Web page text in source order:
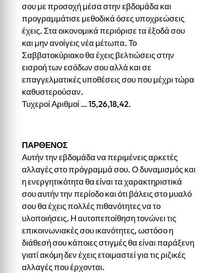
σου με προσοχή μέσα στην εβδομάδα και
προγραμμάτισε μεθοδικά όσες υποχρεώσεις
έχεις. Στα οικονομικά περιόρισε τα έξοδά σου
και μην ανοίγεις νέα μέτωπα. Το
Σαββατοκύριακο θα έχεις βελτιώσεις στην
εισροή των εσόδων σου αλλά και σε
επαγγελματικές υποθέσεις σου που μέχρι τώρα
καθυστερούσαν.
Τυχεροί Αριθμοί … 15,26,18,42.
ΠΑΡΘΕΝΟΣ
Αυτήν την εβδομάδα να περιμένεις αρκετές
αλλαγές στο πρόγραμμά σου. Ο δυναμισμός και
η ενεργητικότητα θα είναι τα χαρακτηριστικά
σου αυτήν την περίοδο και ότι βάλεις στο μυαλό
σου θα έχεις πολλές πιθανότητες να το
υλοποιήσεις. Η αυτοπεποίθηση τονώνει τις
επικοινωνιακές σου ικανότητες, ωστόσο η
διάθεσή σου κάποιες στιγμές θα είναι παράξενη
γιατί ακόμη δεν έχεις ετοιμαστεί για τις ριζικές
αλλαγές που έρχονται.